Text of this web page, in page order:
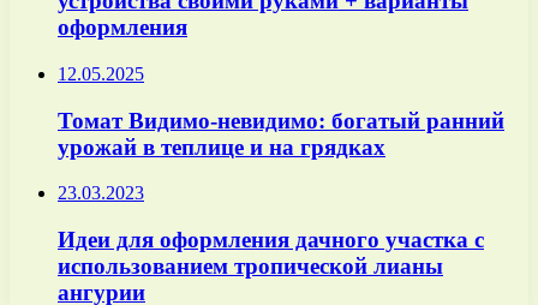
оформления
12.05.2025
Томат Видимо-невидимо: богатый ранний
урожай в теплице и на грядках
23.03.2023
Идеи для оформления дачного участка с
использованием тропической лианы
ангурии